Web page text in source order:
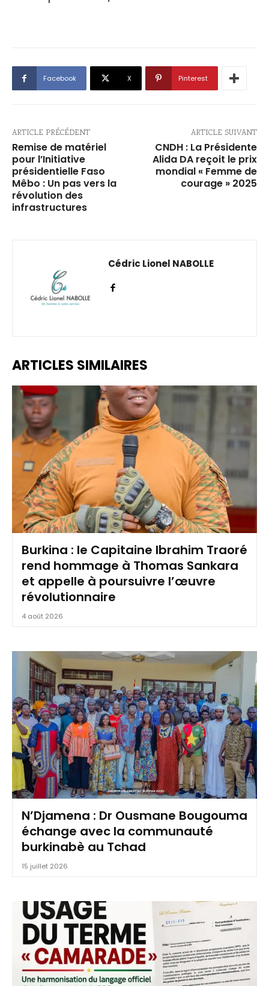
Facebook X Pinterest
ARTICLE PRÉCÉDENT
Remise de matériel
pour l’Initiative
présidentielle Faso
Mêbo : Un pas vers la
révolution des
infrastructures
ARTICLE SUIVANT
CNDH : La Présidente
Alida DA reçoit le prix
mondial « Femme de
courage » 2025
Cédric Lionel NABOLLE
ARTICLES SIMILAIRES
Burkina : le Capitaine Ibrahim Traoré
rend hommage à Thomas Sankara
et appelle à poursuivre l’œuvre
révolutionnaire
4 août 2026
N’Djamena : Dr Ousmane Bougouma
échange avec la communauté
burkinabè au Tchad
15 juillet 2026